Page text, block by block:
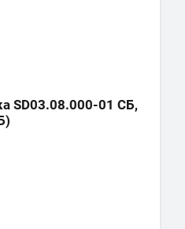
SD03.08.000-01 СБ,